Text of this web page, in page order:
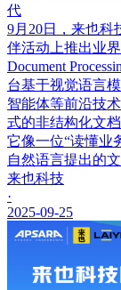
代
9月20日，来也
伴活动上推出业
Document
台基于视觉语言
智能体等前沿技
式的非结构化文
它像一位“读懂业
自然语言提出的
来也科技
·
2025-09-25